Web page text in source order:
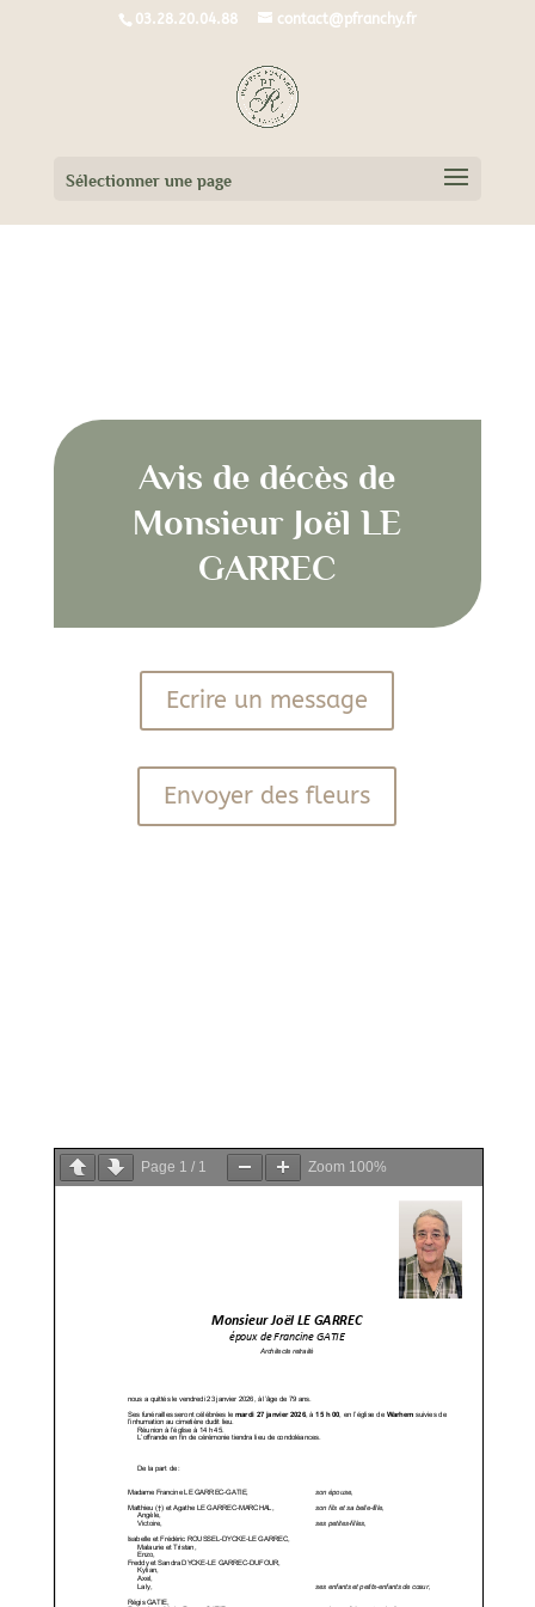
03.28.20.04.88 contact@pfranchy.fr
Sélectionner une page
Avis de décès de
Monsieur Joël LE
GARREC
Ecrire un message
Envoyer des fleurs
Page 1 / 1 Zoom 100%